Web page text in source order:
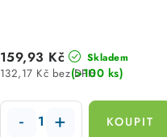
Skladem
(>100 ks)
132,17 Kč bez DPH
159,93 Kč